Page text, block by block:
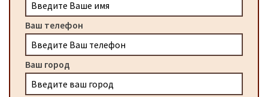
Ваш телефон
Ваш город